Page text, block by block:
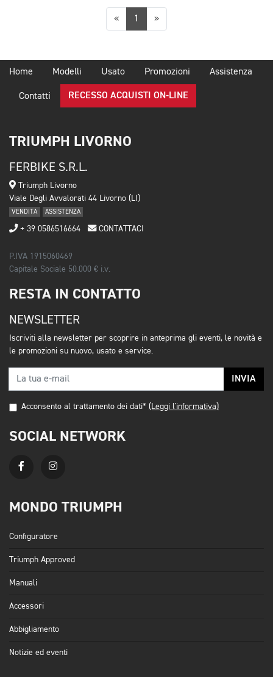
«Precedente
1 »Successiva
Home Modelli Usato Promozioni Assistenza
Contatti RECESSO ACQUISTI ON-LINE
TRIUMPH LIVORNO
FERBIKE S.R.L.
Triumph Livorno
Viale Degli Avvalorati 44 Livorno (LI)
VENDITA ASSISTENZA
+ 39 0586516664 CONTATTACI
P.IVA 1915060469
Capitale Sociale 50.000 € i.v.
RESTA IN CONTATTO
NEWSLETTER
Iscriviti alla newsletter per scoprire in anteprima gli eventi, le novità e
le promozioni su nuovo, usato e service.
INVIA
Acconsento al trattamento dei dati* (Leggi l'informativa)
SOCIAL NETWORK
MONDO TRIUMPH
Configuratore
Triumph Approved
Manuali
Accessori
Abbigliamento
Notizie ed eventi